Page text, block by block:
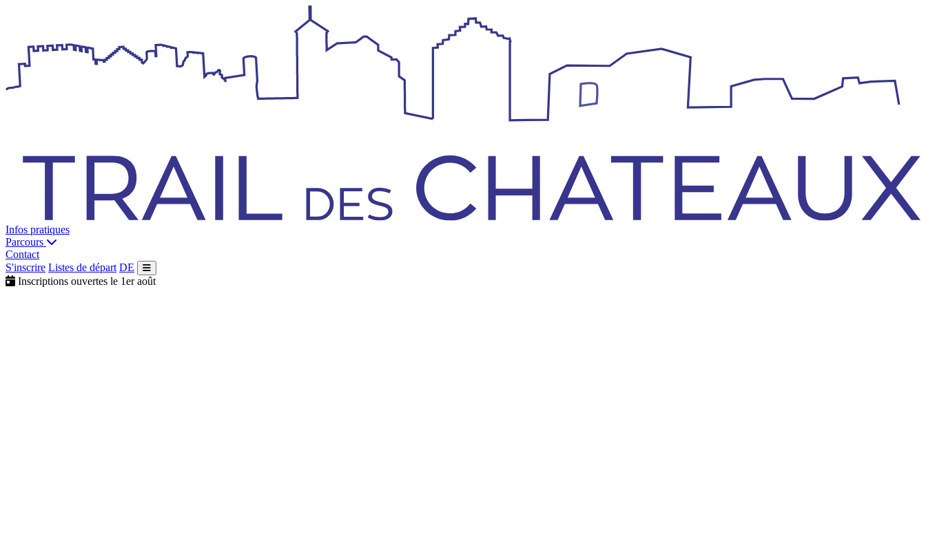
Infos pratiques
Parcours
Contact
S'inscrire Listes de départ DE
Inscriptions ouvertes le 1er août